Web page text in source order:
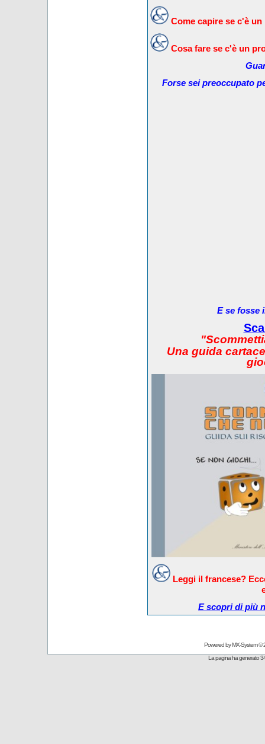
Come capire se c'è
Cosa fare se c'è un
Forse sei preoccupato
E se fosse
Una guida
Leggi il francese?
E scopri di più
Powered byMX-System©
La pagina ha generato